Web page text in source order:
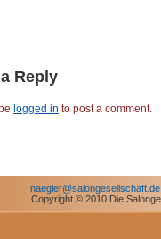
Reply
logged in to post a comment.
naegler@salongesellschaft.de
Copyright © 2010 Die